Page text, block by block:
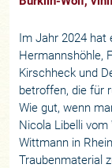
Im Jahr 2024 hat
Hermannshöhle,
Kirschheck und
betroffen, die für
Wie gut, wenn
Nicola Libelli vom
Wittmann in
Traubenmaterial